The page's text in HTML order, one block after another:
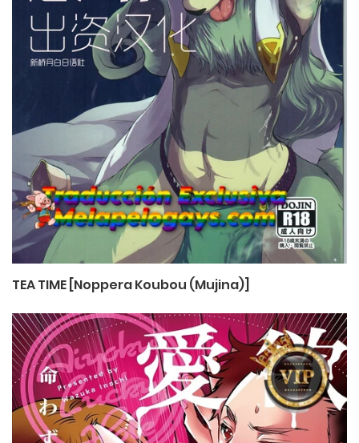
TEA TIME [Noppera Koubou (Mujina)]